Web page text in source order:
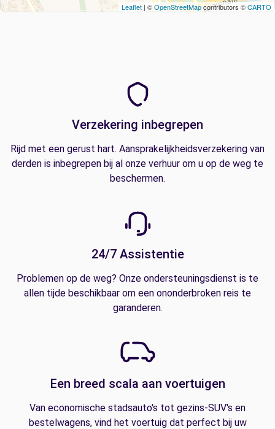
Leaflet | ©OpenStreetMapcontributors ©CARTO
Verzekering inbegrepen
Rijd met een gerust hart. Aansprakelijkheidsverzekering van
derden is inbegrepen bij al onze verhuur om u op de weg te
beschermen.
24/7 Assistentie
Problemen op de weg? Onze ondersteuningsdienst is te
allen tijde beschikbaar om een ononderbroken reis te
garanderen.
Een breed scala aan voertuigen
Van economische stadsauto's tot gezins-SUV's en
bestelwagens, vind het voertuig dat perfect bij uw